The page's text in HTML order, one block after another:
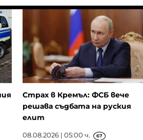
камерите за наблюдение
Фед трябва да започне да се
вслушва в мнението на
обикновените хора
S&P 500 записа нов рекорд в
очакване на отварянето на
Ормузкия проток
Страх в Кремъл: ФСБ вече
решава съдбата на руския
елит
08.08.2026 | 05:00 ч. 67